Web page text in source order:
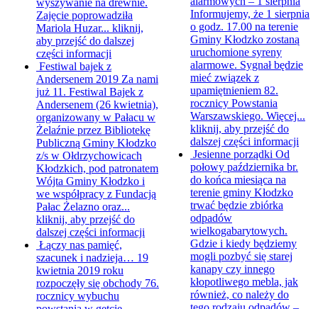
Zajęcie poprowadziła
Mariola Huzar... kliknij,
aby przejść do dalszej
części informacji
Festiwal bajek z
Andersenem 2019 Za nami
już 11. Festiwal Bajek z
Andersenem (26 kwietnia),
organizowany w Pałacu w
Żelaźnie przez Bibliotekę
Publiczną Gminy Kłodzko
z/s w Ołdrzychowicach
Kłodzkich, pod patronatem
Wójta Gminy Kłodzko i
we współpracy z Fundacją
Pałac Żelazno oraz...
kliknij, aby przejść do
dalszej części informacji
Łączy nas pamięć,
szacunek i nadzieja… 19
kwietnia 2019 roku
rozpoczęły się obchody 76.
rocznicy wybuchu
Informujemy, że 1 sierpnia
o godz. 17.00 na terenie
Gminy Kłodzko zostaną
uruchomione syreny
alarmowe. Sygnał będzie
mieć związek z
upamiętnieniem 82.
rocznicy Powstania
Warszawskiego. Więcej...
kliknij, aby przejść do
dalszej części informacji
Jesienne porządki Od
połowy października br.
do końca miesiąca na
terenie gminy Kłodzko
trwać będzie zbiórka
odpadów
wielkogabarytowych.
Gdzie i kiedy będziemy
mogli pozbyć się starej
kanapy czy innego
kłopotliwego mebla, jak
również, co należy do